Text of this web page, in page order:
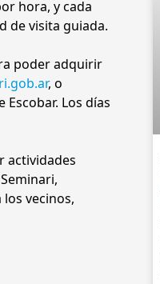
hora, y cada
de visita guiada.
poder adquirir
, o
Los días
actividades
vecinos,